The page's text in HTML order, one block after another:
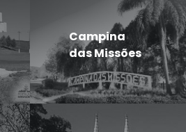
Campina
das Missões